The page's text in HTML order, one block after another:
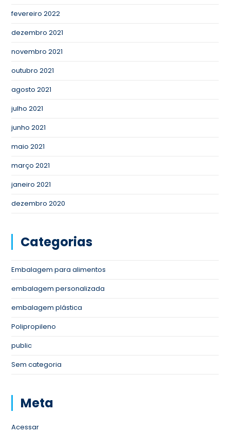
fevereiro 2022
dezembro 2021
novembro 2021
outubro 2021
agosto 2021
julho 2021
junho 2021
maio 2021
março 2021
janeiro 2021
dezembro 2020
Categorias
Embalagem para alimentos
embalagem personalizada
embalagem plástica
Polipropileno
public
Sem categoria
Meta
Acessar